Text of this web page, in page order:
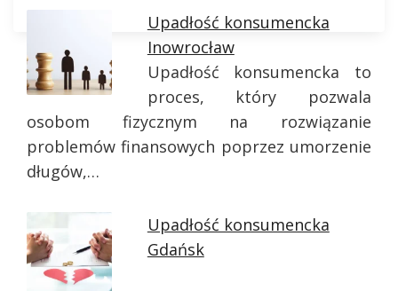
Upadłość konsumencka
Inowrocław
Upadłość konsumencka to
proces, który pozwala
osobom fizycznym na rozwiązanie
problemów finansowych poprzez umorzenie
długów,…
Upadłość konsumencka
Gdańsk